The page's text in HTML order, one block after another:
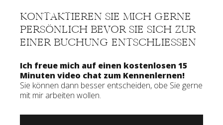
KONTAKTIEREN SIE MICH GERNE
PERSÖNLICH BEVOR SIE SICH ZUR
EINER BUCHUNG ENTSCHLIESSEN
Ich freue mich auf einen kostenlosen 15
Minuten video chat zum Kennenlernen!
Sie können dann besser entscheiden, obe Sie gerne
mit mir arbeiten wollen.